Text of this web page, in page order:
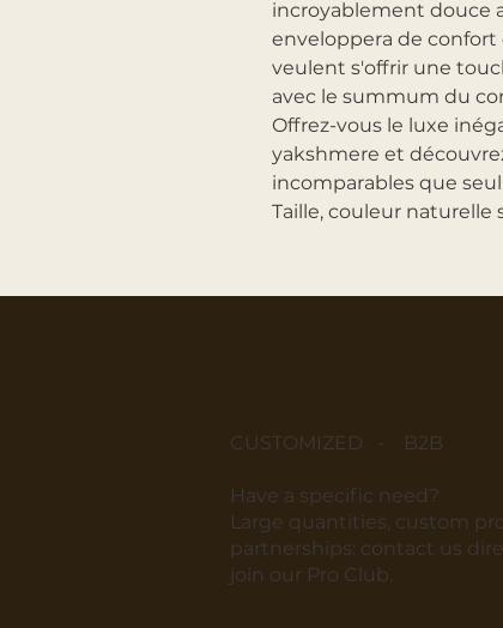
incroyablement douce
enveloppera de confort
veulent s'offrir une
avec le summum du
Offrez-vous le luxe
yakshmere et
incomparables que
Taille, couleur naturelle
CUSTOMIZED - B2B
​Have a specific need?
​Large quantities, custom
partnerships: contact us
join our Pro Club.